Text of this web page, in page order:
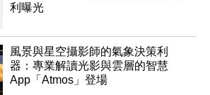
利曝光
風景與星空攝影師的氣象決策利
器：專業解讀光影與雲層的智慧
App「Atmos」登場